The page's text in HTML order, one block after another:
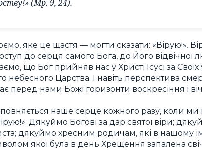
(Мр. 9, 24).
яке це щастя — могти сказати: «Вірую!».
до серця самого Бога, до Його відвічної
що Бог прийняв нас у Христі Ісусі за
Царства. І навіть перспектива
перед нами Божі горизонти воскресіння і
наше серце кожного разу, коли
Дякуймо Богові за дар святої віри;
дякуймо хресним родичам, які в нашому
якої була в день Хрещення запалена